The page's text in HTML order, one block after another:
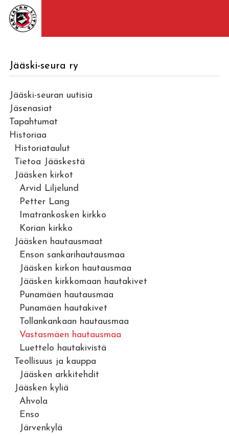
Jääski-seura ry
Jääski-seuran uutisia
Jäsenasiat
Tapahtumat
Historiaa
Historiataulut
Tietoa Jääskestä
Jääsken kirkot
Arvid Liljelund
Petter Lang
Imatrankosken kirkko
Korian kirkko
Jääsken hautausmaat
Enson sankarihautausmaa
Jääsken kirkon hautausmaa
Jääsken kirkkomaan hautakivet
Punamäen hautausmaa
Punamäen hautakivet
Tollankankaan hautausmaa
Vastasmäen hautausmaa
Luettelo hautakivistä
Teollisuus ja kauppa
Jääsken arkkitehdit
Jääsken kyliä
Ahvola
Enso
Järvenkylä